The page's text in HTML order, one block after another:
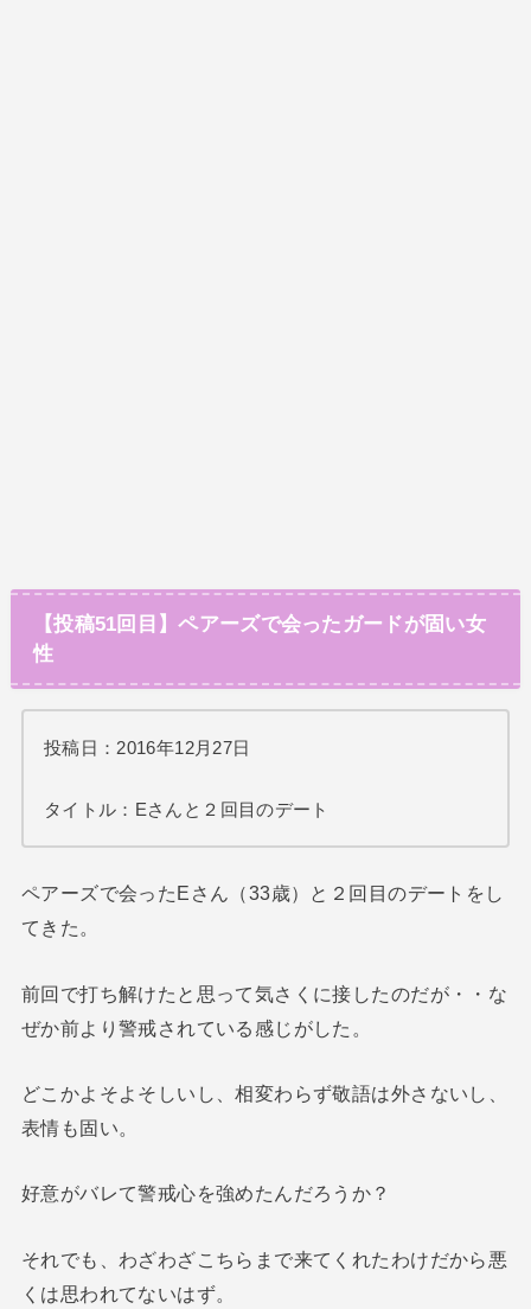
【投稿51回目】ペアーズで会ったガードが固い女
性
投稿日：2016年12月27日
タイトル：Eさんと２回目のデート
ペアーズで会ったEさん（33歳）と２回目のデートをし
てきた。
前回で打ち解けたと思って気さくに接したのだが・・な
ぜか前より警戒されている感じがした。
どこかよそよそしいし、相変わらず敬語は外さないし、
表情も固い。
好意がバレて警戒心を強めたんだろうか？
それでも、わざわざこちらまで来てくれたわけだから悪
くは思われてないはず。